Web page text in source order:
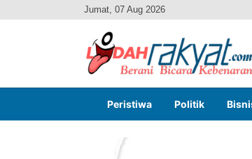
Jumat, 07 Aug 2026
Peristiwa Politik